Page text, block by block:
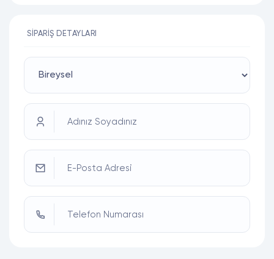
SIPARIŞ DETAYLARI
Adınız Soyadınız
E-Posta Adresi
Telefon Numarası